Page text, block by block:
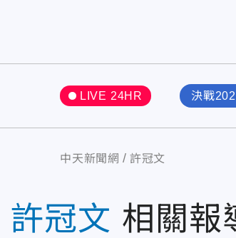
LIVE 24HR 決戰
中天新聞網 許冠文
許冠文 相關報